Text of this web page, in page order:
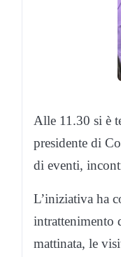
Alle 11.30 si è
presidente di
di eventi,
L’iniziativa ha
intrattenimento
mattinata, le